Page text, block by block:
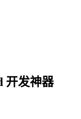
开发神器